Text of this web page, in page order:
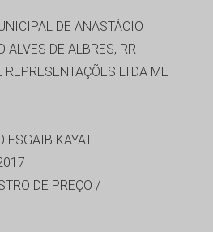
DE ANASTÁCIO
ALVES DE ALBRES, RR
LTDA ME
ESGAIB KAYATT
DE PREÇO /